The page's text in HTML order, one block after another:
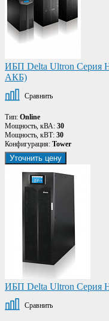
ИБП Delta Ultron Серия
АКБ)
Сравнить
Тип: Online
Мощность, кВА: 30
Мощность, кВТ: 30
Конфигурация: Tower
Уточнить цену
ИБП Delta Ultron Серия
Сравнить